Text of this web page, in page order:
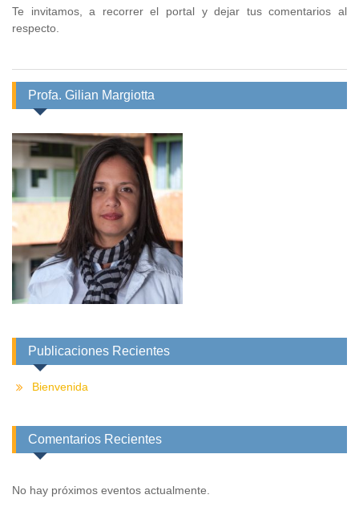
Te invitamos, a recorrer el portal y dejar tus comentarios al
respecto.
Profa. Gilian Margiotta
Publicaciones Recientes
Bienvenida
Comentarios Recientes
No hay próximos eventos actualmente.